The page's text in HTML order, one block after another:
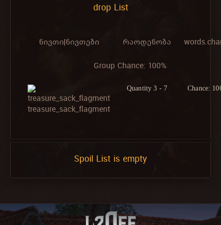
drop List
ნივთი|ნივთები რაოდენობა
Group Chance: 100%
treasure_sack_flagment
Quantity 3 - 7 Chance:
Spoil List is empty